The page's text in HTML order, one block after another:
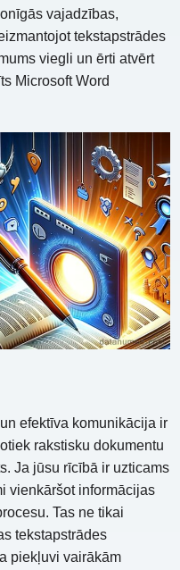
vajadzības,
tekstapstrādes
viegli un ērti atvērt
Microsoft Word
efektīva komunikācija ir
rakstisku dokumentu
Ja jūsu rīcībā ir uzticams
vienkāršot informācijas
Tas ne tikai
tekstapstrādes
piekļuvi vairākām